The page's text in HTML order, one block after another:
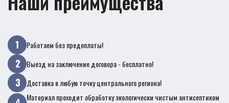
Работаем без предоплаты!
Выезд на заключение договора - бесплатно!
Доставка в любую точку центрального региона!
Материал проходит обработку экологически чистым антисептиком